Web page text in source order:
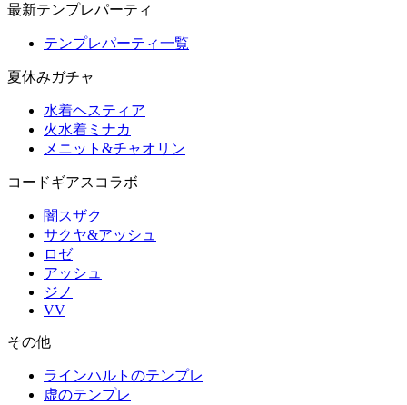
最新テンプレパーティ
テンプレパーティ一覧
夏休みガチャ
水着ヘスティア
火水着ミナカ
メニット&チャオリン
コードギアスコラボ
闇スザク
サクヤ&アッシュ
ロゼ
アッシュ
ジノ
VV
その他
ラインハルトのテンプレ
虚のテンプレ